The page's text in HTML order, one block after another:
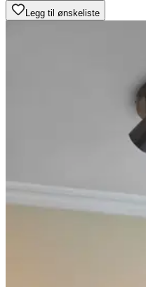
Legg til ønskeliste